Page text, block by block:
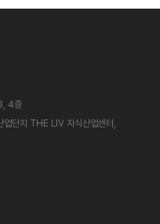
4층
단지 THE LIV 지식산업센터,